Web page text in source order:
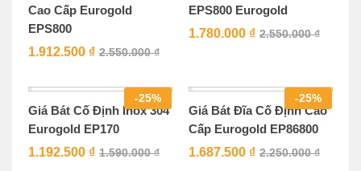
Cao Cấp Eurogold
EPS800
1.912.500 ₫ 2.550.000₫
EPS800 Eurogold
1.780.000 ₫ 2.550.000₫
-25%
Giá Bát Cố Định Inox 304
Eurogold EP170
1.192.500 ₫ 1.590.000₫
-25%
Giá Bát Đĩa Cố Định Cao
Cấp Eurogold EP86800
1.687.500 ₫ 2.250.000₫